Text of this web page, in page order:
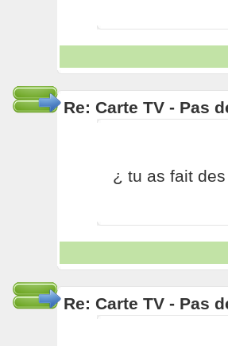
Re: Carte TV - Pas
¿ tu as fait
Re: Carte TV - Pas